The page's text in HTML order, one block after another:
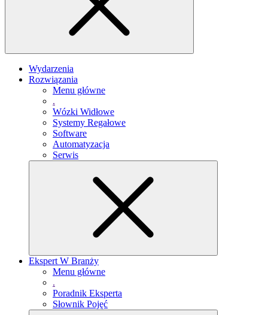
Wydarzenia
Rozwiązania
Menu główne
.
Wózki Widłowe
Systemy Regałowe
Software
Automatyzacja
Serwis
Ekspert W Branży
Menu główne
.
Poradnik Eksperta
Słownik Pojęć